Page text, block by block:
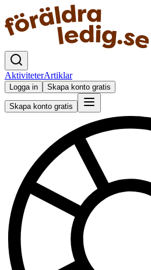
AktiviteterArtiklar
Logga in Skapa konto gratis
Skapa konto gratis